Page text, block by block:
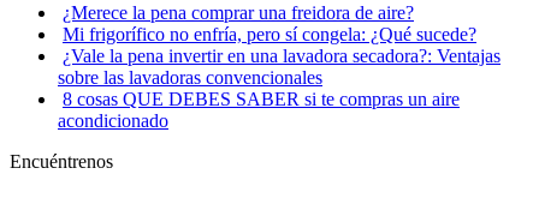
¿Merece la pena comprar una freidora de aire?
Mi frigorífico no enfría, pero sí congela: ¿Qué sucede?
¿Vale la pena invertir en una lavadora secadora?: Ventajas
sobre las lavadoras convencionales
8 cosas QUE DEBES SABER si te compras un aire
acondicionado
Encuéntrenos